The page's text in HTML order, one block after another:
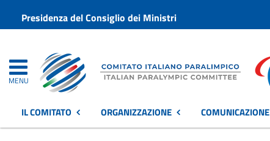
Presidenza del Consiglio dei Ministri
MENU
IL COMITATO ORGANIZZAZIONE COMUNICAZIONE